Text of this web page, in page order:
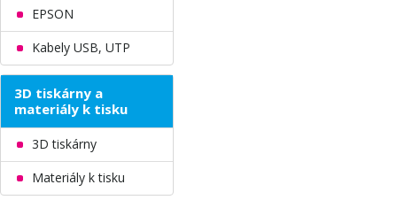
EPSON
Kabely USB, UTP
3D tiskárny a
materiály k tisku
3D tiskárny
Materiály k tisku